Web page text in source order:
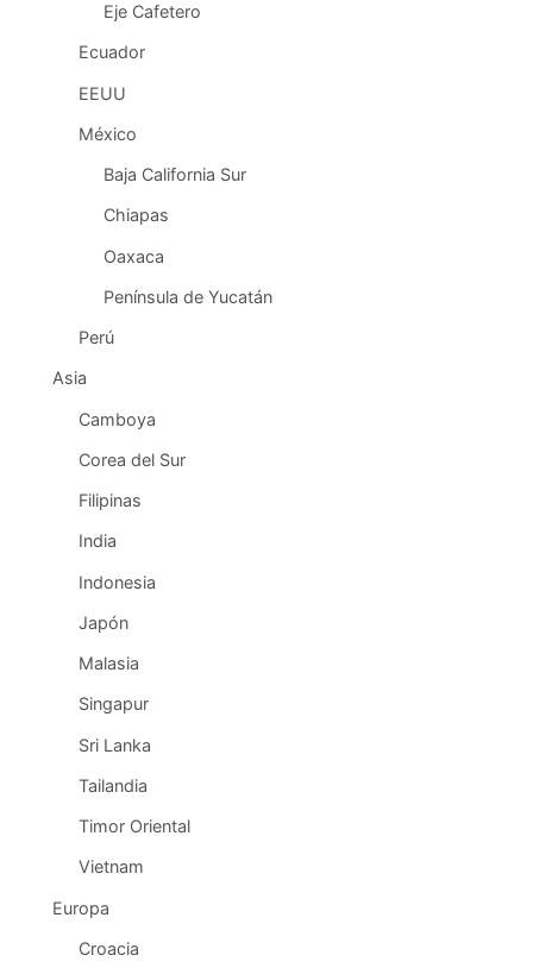
Eje Cafetero
Ecuador
EEUU
México
Baja California Sur
Chiapas
Oaxaca
Península de Yucatán
Perú
Asia
Camboya
Corea del Sur
Filipinas
India
Indonesia
Japón
Malasia
Singapur
Sri Lanka
Tailandia
Timor Oriental
Vietnam
Europa
Croacia